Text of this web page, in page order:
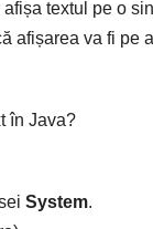
textul pe o
afișarea va fi pe
în Java?
System.